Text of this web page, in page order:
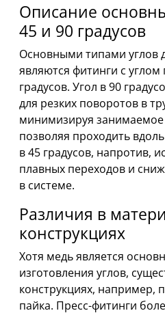
Описание
45 и 90 градусов
Основными типами углов
являются фитинги с
градусов. Угол в 90
для резких поворотов в
минимизируя
позволяя проходить
в 45 градусов, напротив,
плавных переходов и
в системе.
Различия в
конструкциях
Хотя медь является
изготовления углов,
конструкциях, например,
пайка. Пресс-фитинги